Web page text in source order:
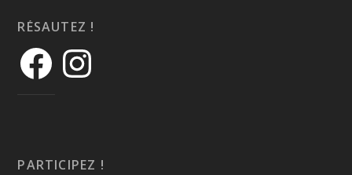
RÉSAUTEZ !
PARTICIPEZ !